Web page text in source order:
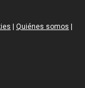
Quiénes somos